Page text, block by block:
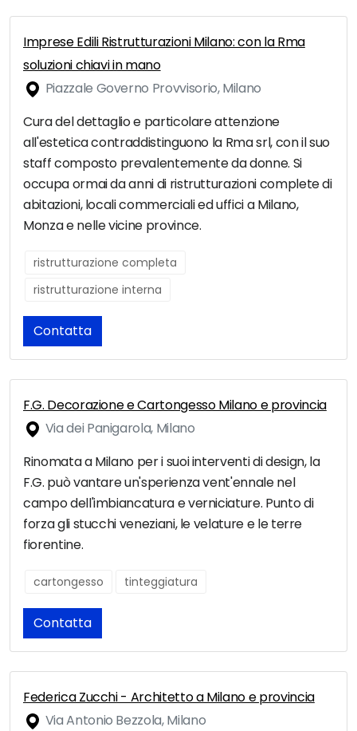
Imprese Edili Ristrutturazioni Milano: con la Rma
soluzioni chiavi in mano
Piazzale Governo Provvisorio, Milano
Cura del dettaglio e particolare attenzione
all'estetica contraddistinguono la Rma srl, con il suo
staff composto prevalentemente da donne. Si
occupa ormai da anni di ristrutturazioni complete di
abitazioni, locali commerciali ed uffici a Milano,
Monza e nelle vicine province.
ristrutturazione completa
ristrutturazione interna
Contatta
F.G. Decorazione e Cartongesso Milano e provincia
Via dei Panigarola, Milano
Rinomata a Milano per i suoi interventi di design, la
F.G. può vantare un'sperienza vent'ennale nel
campo dell'imbiancatura e verniciature. Punto di
forza gli stucchi veneziani, le velature e le terre
fiorentine.
cartongesso tinteggiatura
Contatta
Federica Zucchi - Architetto a Milano e provincia
Via Antonio Bezzola, Milano